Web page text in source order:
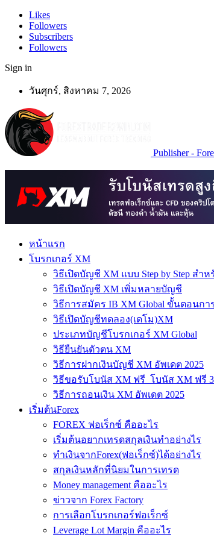
Likes
Followers
Subscribers
Followers
Sign in
วันศุกร์, สิงหาคม 7, 2026
Publisher -
หน้าแรก
โบรกเกอร์ XM
วิธีเปิดบัญชี XM แบบ Step by Step สำ
วิธีเปิดบัญชี XM เพิ่มหลายบัญชี
วิธีการสมัคร IB XM Global ขั้นตอนกา
วิธีเปิดบัญชีทดลอง(เดโม)XM
ประเภทบัญชีโบรกเกอร์ XM Global
วิธียืนยันตัวตน XM
วิธีการฝากเงินบัญชี XM อัพเดต 2025
วิธีขอรับโบนัส XM ฟรี โบนัส XM ฟรี
วิธีการถอนเงิน XM อัพเดต 2025
เริ่มต้นForex
FOREX ฟอเร็กซ์ คืออะไร
เริ่มต้นอยากเทรดสกุลเงินทำอย่างไร
ทำเงินจากForex(ฟอเร็กซ์)ได้อย่างไร
สกุลเงินหลักที่นิยมในการเทรด
Money management คืออะไร
ข่าวจาก Forex Factory
การเลือกโบรกเกอร์ฟอเร็กซ์
Leverage Lot Margin คืออะไร